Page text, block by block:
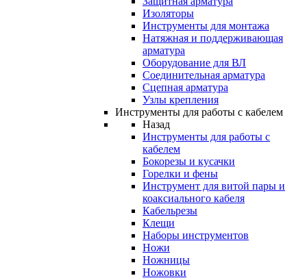
Изоляторы
Инструменты для монтажа
Натяжная и поддерживающая
арматура
Оборудование для ВЛ
Соединительная арматура
Сцепная арматура
Узлы крепления
Инструменты для работы с кабелем
Назад
Инструменты для работы с
кабелем
Бокорезы и кусачки
Горелки и фены
Инструмент для витой пары и
коаксиального кабеля
Кабельрезы
Клещи
Наборы инструментов
Ножи
Ножницы
Ножовки